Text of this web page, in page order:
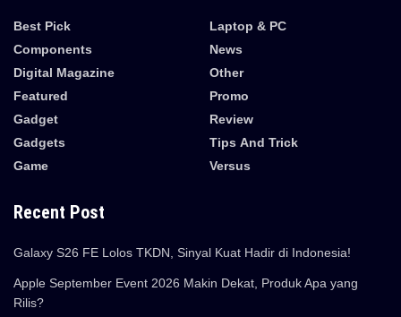
Best Pick
Components
Digital Magazine
Featured
Gadget
Gadgets
Game
Laptop & PC
News
Other
Promo
Review
Tips And Trick
Versus
Recent Post
Galaxy S26 FE Lolos TKDN, Sinyal Kuat Hadir di Indonesia!
Apple September Event 2026 Makin Dekat, Produk Apa yang
Rilis?